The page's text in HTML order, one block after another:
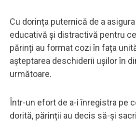
Cu dorința puternică de a
educativă și distractivă pentru
părinți au format cozi în fața
așteptarea deschiderii ușilor în
următoare.
Într-un efort de a-i înregistra pe
dorită, părinții au decis să-și